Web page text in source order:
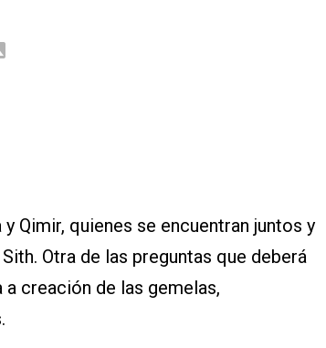
Qimir, quienes se encuentran juntos y
Otra de las preguntas que deberá
creación de las gemelas,